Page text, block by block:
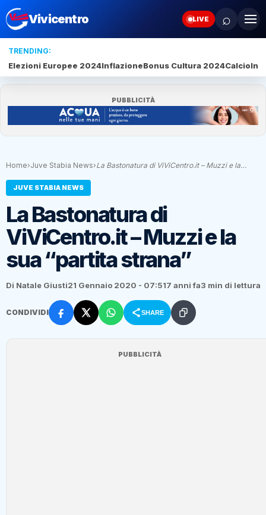
Vivicentro LIVE ⌕
TRENDING:
Elezioni Europee 2024InflazioneBonus Cultura 2024Calcio
PUBBLICITÀ
Home›Juve Stabia News›La Bastonatura di ViViCentro.it – Muzzi e la…
JUVE STABIA NEWS
La Bastonatura di
ViViCentro.it – Muzzi e la
sua “partita strana”
Di Natale Giusti21 Gennaio 2020 - 07:517 anni fa3 min di lettura
CONDIVIDI SHARE
PUBBLICITÀ